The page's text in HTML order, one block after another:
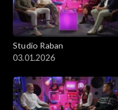
Studio Raban
03.01.2026